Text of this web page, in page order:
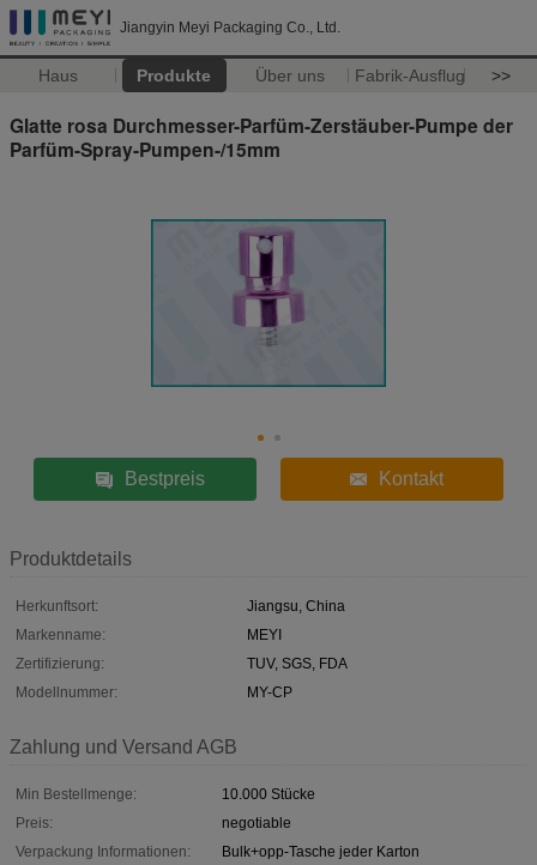
Jiangyin Meyi Packaging Co., Ltd.
Haus Produkte Über uns Fabrik-Ausflug >>
Glatte rosa Durchmesser-Parfüm-Zerstäuber-Pumpe der
Parfüm-Spray-Pumpen-/15mm
Bestpreis Kontakt
Produktdetails
Herkunftsort:
Jiangsu, China
Markenname:
MEYI
Zertifizierung:
TUV, SGS, FDA
Modellnummer:
MY-CP
Zahlung und Versand AGB
Min Bestellmenge:
10.000 Stücke
Preis:
negotiable
Verpackung Informationen:
Bulk+opp-Tasche jeder Karton